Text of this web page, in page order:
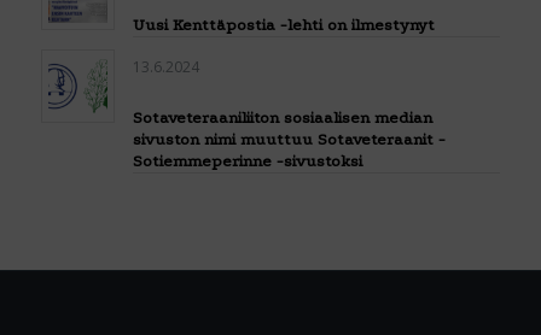
Uusi Kenttäpostia -lehti on ilmestynyt
13.6.2024
Sotaveteraaniliiton sosiaalisen median
sivuston nimi muuttuu Sotaveteraanit -
Sotiemmeperinne -sivustoksi